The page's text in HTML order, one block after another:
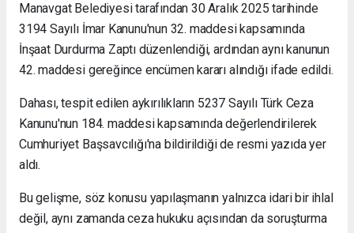
Manavgat Belediyesi tarafından 30 Aralık 2025 tarihinde
3194 Sayılı İmar Kanunu'nun 32. maddesi kapsamında
İnşaat Durdurma Zaptı düzenlendiği, ardından aynı kanunun
42. maddesi gereğince encümen kararı alındığı ifade edildi.
Dahası, tespit edilen aykırılıkların 5237 Sayılı Türk Ceza
Kanunu'nun 184. maddesi kapsamında değerlendirilerek
Cumhuriyet Başsavcılığı'na bildirildiği de resmi yazıda yer
aldı.
Bu gelişme, söz konusu yapılaşmanın yalnızca idari bir ihlal
değil, aynı zamanda ceza hukuku açısından da soruşturma